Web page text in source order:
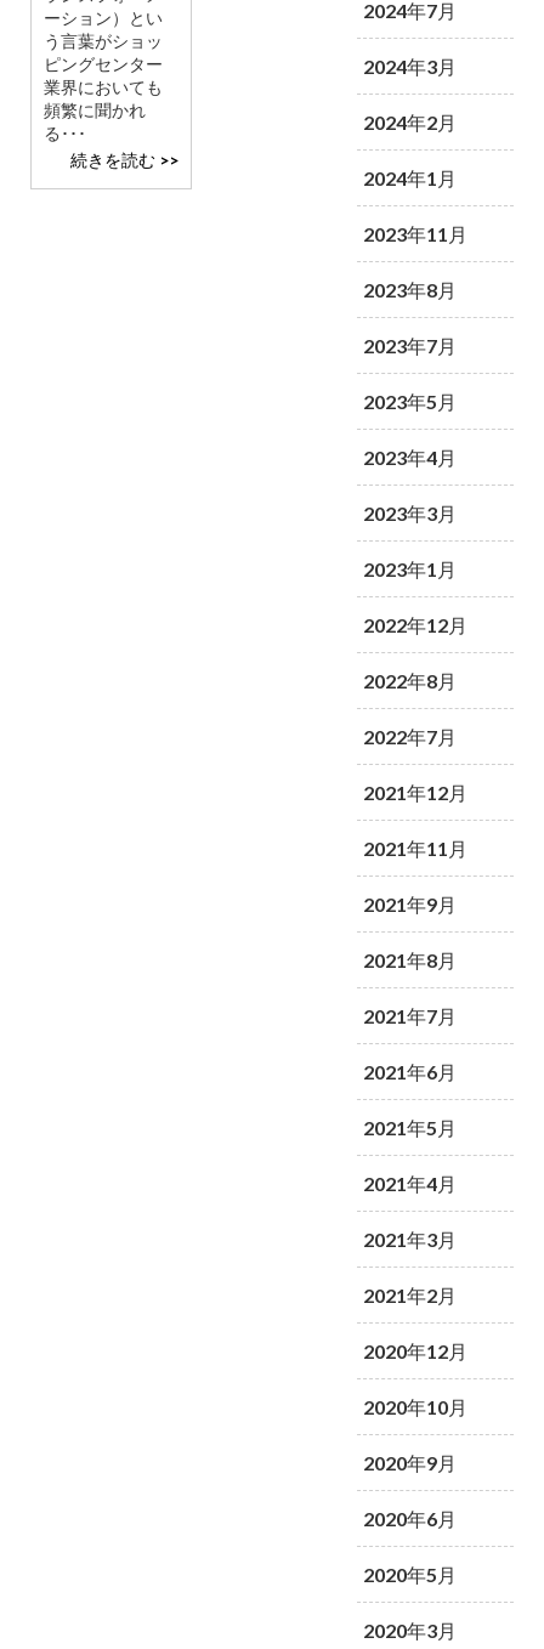
ーション）とい
う言葉がショッ
ピングセンター
業界においても
頻繁に聞かれ
る･･･
続きを読む >>
2024年7月
2024年3月
2024年2月
2024年1月
2023年11月
2023年8月
2023年7月
2023年5月
2023年4月
2023年3月
2023年1月
2022年12月
2022年8月
2022年7月
2021年12月
2021年11月
2021年9月
2021年8月
2021年7月
2021年6月
2021年5月
2021年4月
2021年3月
2021年2月
2020年12月
2020年10月
2020年9月
2020年6月
2020年5月
2020年3月